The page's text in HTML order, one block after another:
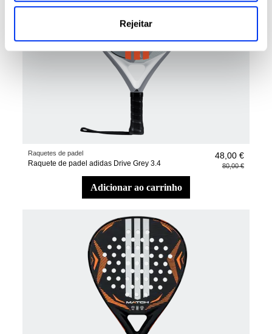
Rejeitar
Raquetes de padel
Raquete de padel adidas Drive Grey 3.4
48,00 €
80,00 €
adicionar ao carrinho